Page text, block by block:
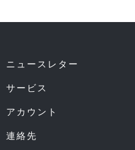
ニュースレター
サービス
アカウント
連絡先